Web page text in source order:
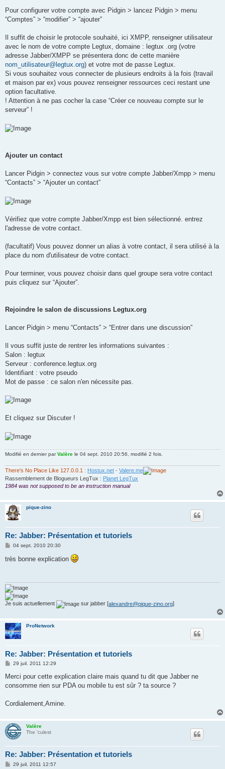
Pour configurer votre compte avec Pidgin > lancez Pidgin > menu
“Comptes” > “modifier” > “ajouter”
Il suffit de choisir le protocole souhaité, ici XMPP, renseigner utilisateur
avec le nom de votre compte Legtux, domaine : legtux .org (votre
adresse Jabber/XMPP se présentera donc de cette manière
nom_utilisateur@legtux.org) et votre mot de passe Legtux.
Si vous souhaitez vous connecter de plusieurs endroits à la fois (travail
et maison par ex) vous pouvez renseigner ressources ceci restant une
option facultative.
! Attention à ne pas cocher la case “Créer ce nouveau compte sur le
serveur” !
Ajouter un contact
Lancer Pidgin > connectez vous sur votre compte Jabber/Xmpp > menu
“Contacts” > “Ajouter un contact”
Vérifiez que votre compte Jabber/Xmpp est bien sélectionné. entrez
l'adresse de votre contact.
(facultatif) Vous pouvez donner un alias à votre contact, il sera utilisé à la
place du nom d'utilisateur de votre contact.
Pour terminer, vous pouvez choisir dans quel groupe sera votre contact
puis cliquez sur “Ajouter”.
Rejoindre le salon de discussions Legtux.org
Lancer Pidgin > menu “Contacts” > “Entrer dans une discussion”
Il vous suffit juste de rentrer les informations suivantes :
Salon : legtux
Serveur : conference.legtux.org
Identifiant : votre pseudo
Mot de passe : ce salon n'en nécessite pas.
Et cliquez sur Discuter !
Modifié en dernier parValère le 04 sept. 2010 20:56, modifié 2 fois.
There's No Place Like 127.0.0.1 : Hostux.net - Valere.me
Rassemblement de Blogueurs LegTux : Planet LegTux
1984 was not supposed to be an instruction manual
pique-zino
Re: Jabber: Présentation et tutoriels
M
s
s
04 sept. 2010 20:30
très bonne explication
Je suis actuellement sur jabber [alexandre@pique-zino.org]
ProNetwork
Re: Jabber: Présentation et tutoriels
M
s
a
29 juil. 2011 12:29
Merci pour cette explication claire mais quand tu dit que Jabber ne
consomme rien sur PDA ou mobile tu est sûr ? ta source ?
Cordialement,Amine.
Valère
The 'culest
Re: Jabber: Présentation et tutoriels
M29 juil. 2011 12:57